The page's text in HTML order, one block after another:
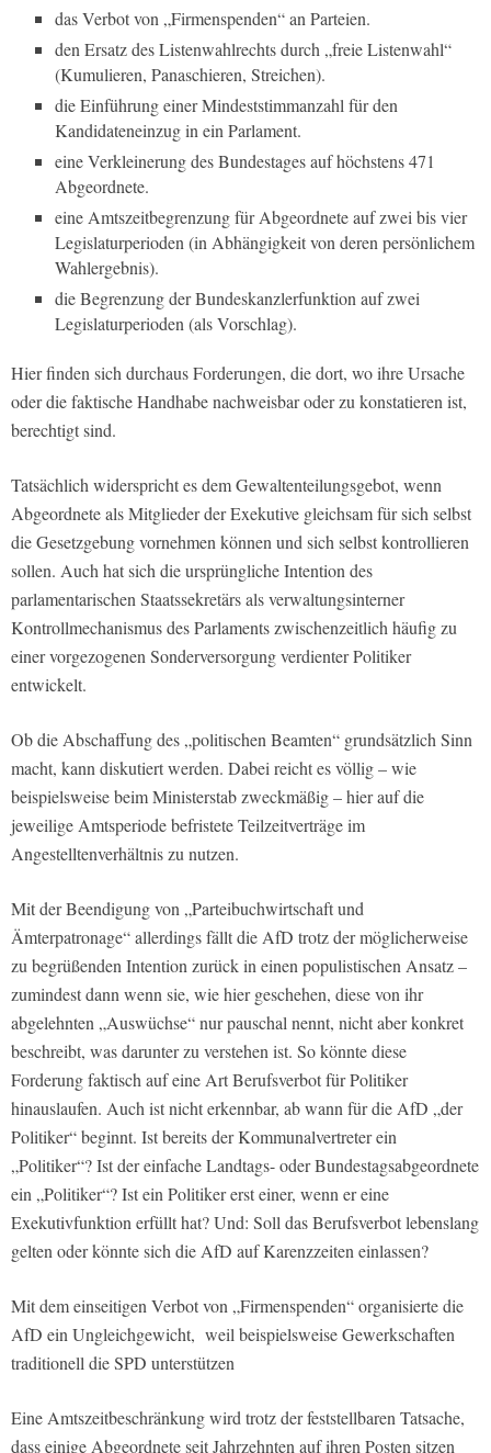
das Verbot von „Firmenspenden“ an Parteien.
den Ersatz des Listenwahlrechts durch „freie Listenwahl“
(Kumulieren, Panaschieren, Streichen).
die Einführung einer Mindeststimmanzahl für den
Kandidateneinzug in ein Parlament.
eine Verkleinerung des Bundestages auf höchstens 471
Abgeordnete.
eine Amtszeitbegrenzung für Abgeordnete auf zwei bis vier
Legislaturperioden (in Abhängigkeit von deren persönlichem
Wahlergebnis).
die Begrenzung der Bundeskanzlerfunktion auf zwei
Legislaturperioden (als Vorschlag).
Hier finden sich durchaus Forderungen, die dort, wo ihre Ursache
oder die faktische Handhabe nachweisbar oder zu konstatieren ist,
berechtigt sind.
Tatsächlich widerspricht es dem Gewaltenteilungsgebot, wenn
Abgeordnete als Mitglieder der Exekutive gleichsam für sich selbst
die Gesetzgebung vornehmen können und sich selbst kontrollieren
sollen. Auch hat sich die ursprüngliche Intention des
parlamentarischen Staatssekretärs als verwaltungsinterner
Kontrollmechanismus des Parlaments zwischenzeitlich häufig zu
einer vorgezogenen Sonderversorgung verdienter Politiker
entwickelt.
Ob die Abschaffung des „politischen Beamten“ grundsätzlich Sinn
macht, kann diskutiert werden. Dabei reicht es völlig – wie
beispielsweise beim Ministerstab zweckmäßig – hier auf die
jeweilige Amtsperiode befristete Teilzeitverträge im
Angestelltenverhältnis zu nutzen.
Mit der Beendigung von „Parteibuchwirtschaft und
Ämterpatronage“ allerdings fällt die AfD trotz der möglicherweise
zu begrüßenden Intention zurück in einen populistischen Ansatz –
zumindest dann wenn sie, wie hier geschehen, diese von ihr
abgelehnten „Auswüchse“ nur pauschal nennt, nicht aber konkret
beschreibt, was darunter zu verstehen ist. So könnte diese
Forderung faktisch auf eine Art Berufsverbot für Politiker
hinauslaufen. Auch ist nicht erkennbar, ab wann für die AfD „der
Politiker“ beginnt. Ist bereits der Kommunalvertreter ein
„Politiker“? Ist der einfache Landtags- oder Bundestagsabgeordnete
ein „Politiker“? Ist ein Politiker erst einer, wenn er eine
Exekutivfunktion erfüllt hat? Und: Soll das Berufsverbot lebenslang
gelten oder könnte sich die AfD auf Karenzzeiten einlassen?
Mit dem einseitigen Verbot von „Firmenspenden“ organisierte die
AfD ein Ungleichgewicht, weil beispielsweise Gewerkschaften
traditionell die SPD unterstützen
Eine Amtszeitbeschränkung wird trotz der feststellbaren Tatsache,
dass einige Abgeordnete seit Jahrzehnten auf ihren Posten sitzen